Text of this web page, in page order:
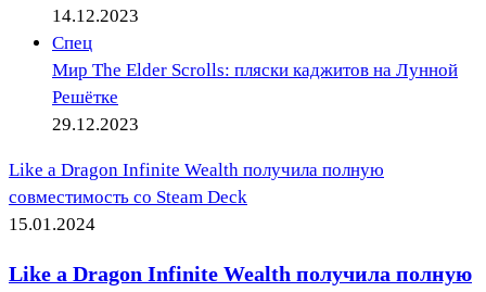
14.12.2023
Спец
Мир The Elder Scrolls: пляски каджитов на Лунной
Решётке
29.12.2023
Like a Dragon Infinite Wealth получила полную
совместимость со Steam Deck
15.01.2024
Like a Dragon Infinite Wealth получила полную